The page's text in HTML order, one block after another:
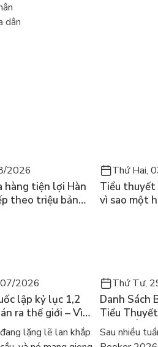
dân
Kiều
vì
2026
hàng tiện lợi Hàn
theo triệu bản
Thứ Hai,
Tiểu thuyết
vì sao một
2026
lập kỷ lục 1,2
ra thế giới – Vì
đọc sách Hàn?
lặng lẽ lan khắp
Thứ Tư,
Danh Sách
Tiểu
Và Gợi Ý
Sau nhiều